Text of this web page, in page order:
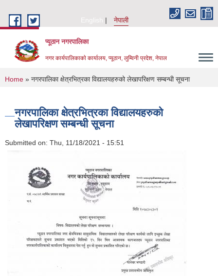
English
नेपाली
प्यूठान नगरपालिका
नगर कार्यपालिकाकाे कार्यालय, प्यूठान, लुम्विनी प्रदेश, नेपाल
You are here
Home » नगरपालिका क्षेत्रभित्रका विद्यालयहरुको लेखापरिक्षण सम्बन्धी सूचना
नगरपालिका क्षेत्रभित्रका विद्यालयहरुको
लेखापरिक्षण सम्बन्धी सूचना
Submitted on: Thu, 11/18/2021 - 15:51